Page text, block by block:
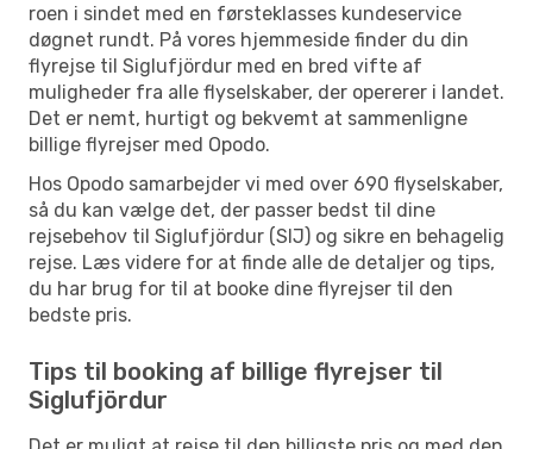
roen i sindet med en førsteklasses kundeservice
døgnet rundt. På vores hjemmeside finder du din
flyrejse til Siglufjördur med en bred vifte af
muligheder fra alle flyselskaber, der opererer i landet.
Det er nemt, hurtigt og bekvemt at sammenligne
billige flyrejser med Opodo.
Hos Opodo samarbejder vi med over 690 flyselskaber,
så du kan vælge det, der passer bedst til dine
rejsebehov til Siglufjördur (SIJ) og sikre en behagelig
rejse. Læs videre for at finde alle de detaljer og tips,
du har brug for til at booke dine flyrejser til den
bedste pris.
Tips til booking af billige flyrejser til
Siglufjördur